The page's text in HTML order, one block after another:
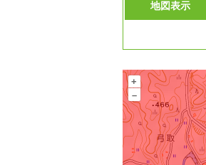
地図表示
+
–